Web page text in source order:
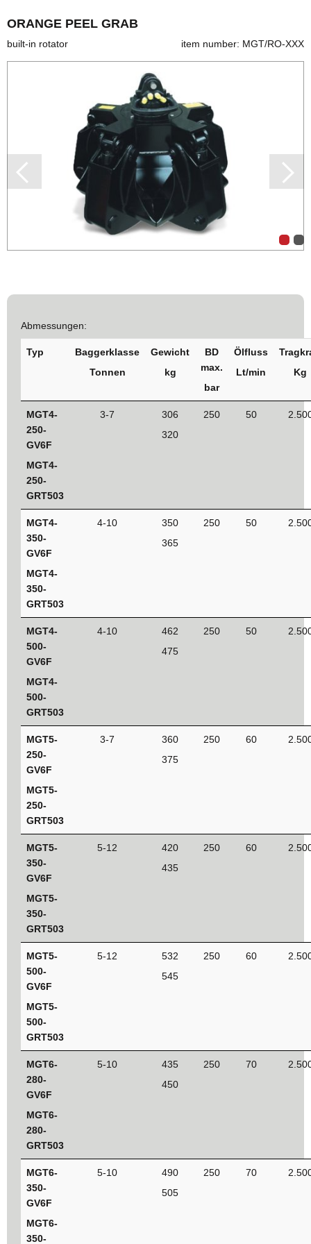
ORANGE PEEL GRAB
built-in rotator item number: MGT/RO-XXX
Abmessungen:
Typ
Baggerklasse
Tonnen
Gewicht
kg
BD
max.
bar
Ölfluss
Lt/min
Kg
MGT4-
250-
GV6F
MGT4-
250-
GRT503
3-7
306
320
250 50
MGT4-
350-
GV6F
MGT4-
350-
GRT503
4-10
350
365
250 50
MGT4-
500-
GV6F
MGT4-
500-
GRT503
4-10
462
475
250 50
MGT5-
250-
GV6F
MGT5-
250-
GRT503
3-7
360
375
250 60
MGT5-
350-
GV6F
MGT5-
350-
GRT503
5-12
420
435
250 60
MGT5-
500-
GV6F
MGT5-
500-
GRT503
5-12
532
545
250 60
MGT6-
280-
GV6F
MGT6-
280-
GRT503
5-10
435
450
250 70
MGT6-
350-
GV6F
MGT6-
350-
5-10
490
505
250 70